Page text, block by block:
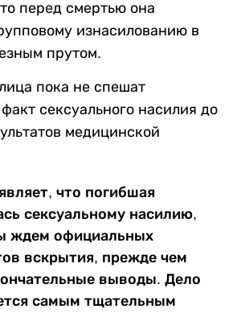
перед смертью она
изнасилованию в
прутом.
пока не спешат
сексуального насилия до
медицинской
что погибшая
сексуальному насилию,
ждем официальных
вскрытия, прежде чем
выводы. Дело
самым тщательным